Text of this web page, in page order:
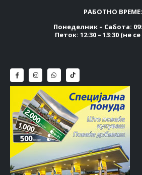
РАБОТНО ВРЕМЕ:
Понеделник – Сабота:
Петок: 12:30 – 13:30 (не